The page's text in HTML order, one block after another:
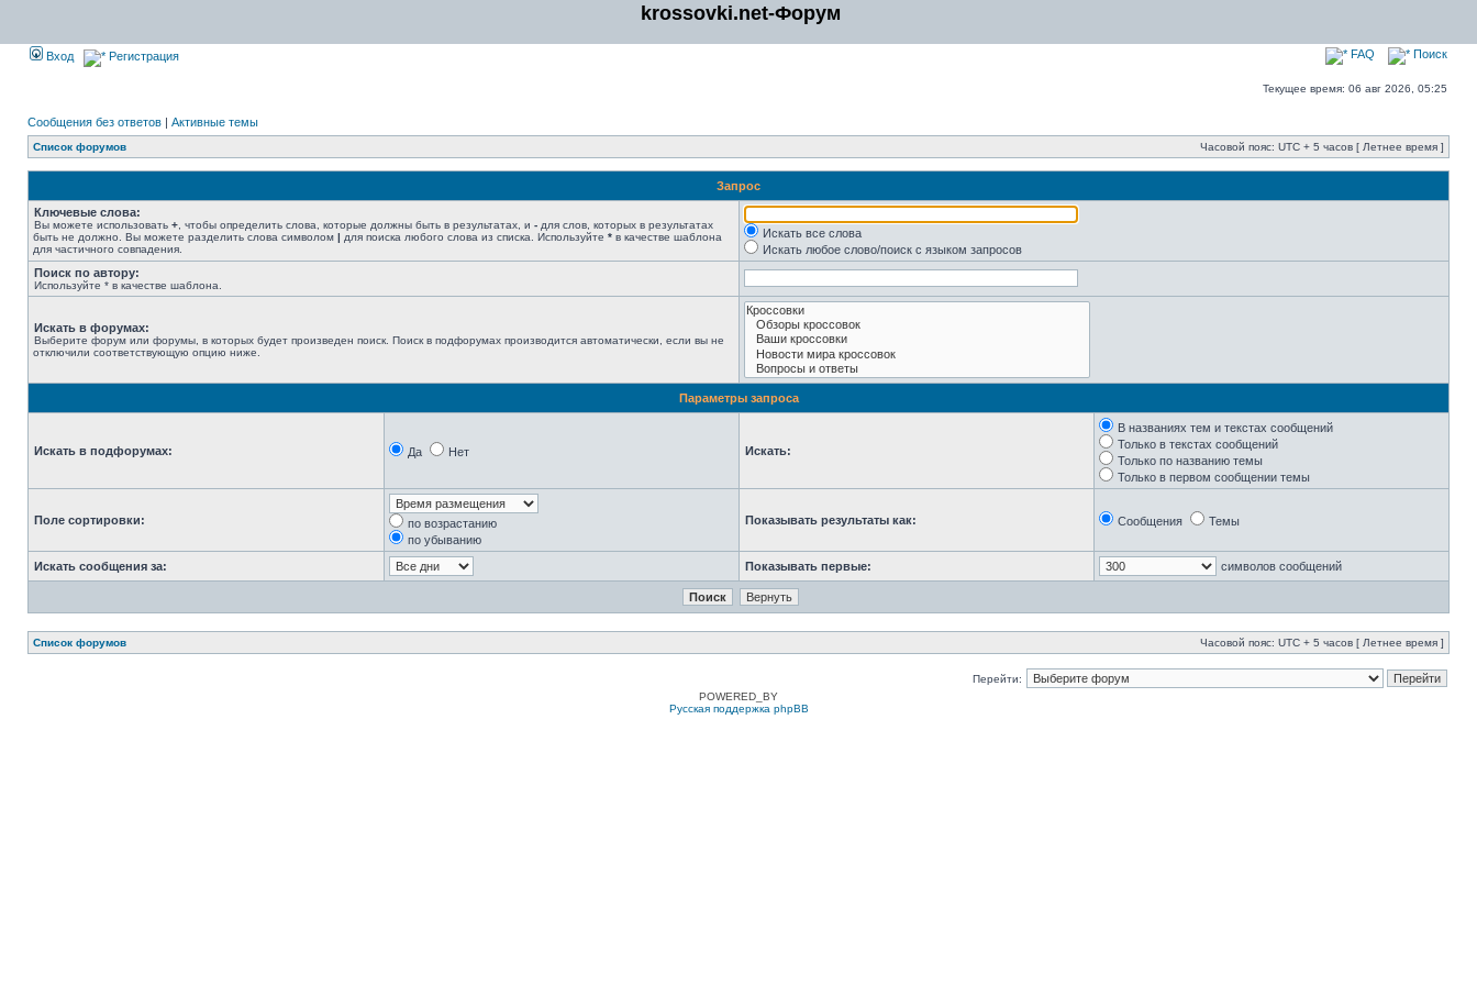
krossovki.net-Форум
Вход Регистрация FAQ Поиск
Текущее время: 06 авг 2026, 05:25
Сообщения без ответов | Активные темы
Список форумов Часовой пояс: UTC + 5 часов [ Летнее время ]
Запрос
Ключевые слова:
Вы можете использовать + , чтобы определить слова, которые должны быть в результатах, и - для слов, которых в результатах
быть не должно. Вы можете разделить слова символом | для поиска любого слова из списка. Используйте * в качестве шаблона
для частичного совпадения.
Искать все слова
Искать любое слово/поиск с языком запросов
Поиск по автору:
Используйте * в качестве шаблона.
Искать в форумах:
Выберите форум или форумы, в которых будет произведен поиск. Поиск в подфорумах производится автоматически, если вы не
отключили соответствующую опцию ниже.
Параметры запроса
Искать в подфорумах: Да Нет Искать:
В названиях тем и текстах сообщений
Только в текстах сообщений
Только по названию темы
Только в первом сообщении темы
Поле сортировки:
по возрастанию
по убыванию
Показывать результаты как: Сообщения Темы
Искать сообщения за: Показывать первые: символов сообщений
Список форумов Часовой пояс: UTC + 5 часов [ Летнее время ]
Перейти:
POWERED_BY
Русская поддержка phpBB